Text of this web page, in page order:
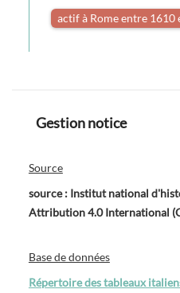
actif à Rome entre 1610
Gestion notice
Source
source : Institut national
Attribution 4.0 International
Base de données
Répertoire des tableaux